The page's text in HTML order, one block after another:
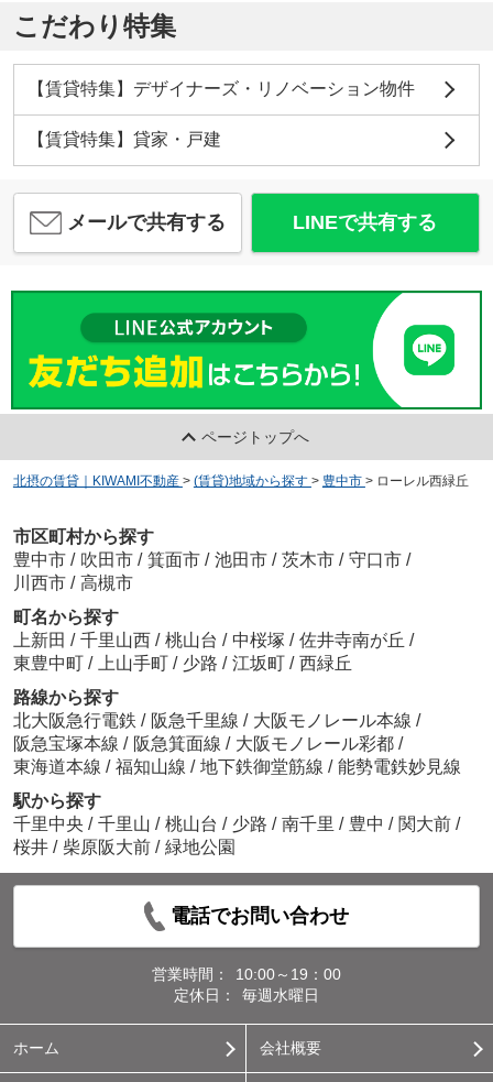
こだわり特集
【賃貸特集】デザイナーズ・リノベーション物件
【賃貸特集】貸家・戸建
メールで共有する LINEで共有する
ページトップへ
北摂の賃貸｜KIWAMI不動産 > (賃貸)地域から探す > 豊中市 > ローレル西緑丘
市区町村から探す
豊中市 / 吹田市 / 箕面市 / 池田市 / 茨木市 / 守口市 /
川西市 / 高槻市
町名から探す
上新田 / 千里山西 / 桃山台 / 中桜塚 / 佐井寺南が丘 /
東豊中町 / 上山手町 / 少路 / 江坂町 / 西緑丘
路線から探す
北大阪急行電鉄 / 阪急千里線 / 大阪モノレール本線 /
阪急宝塚本線 / 阪急箕面線 / 大阪モノレール彩都 /
東海道本線 / 福知山線 / 地下鉄御堂筋線 / 能勢電鉄妙見線
駅から探す
千里中央 / 千里山 / 桃山台 / 少路 / 南千里 / 豊中 / 関大前 /
桜井 / 柴原阪大前 / 緑地公園
電話でお問い合わせ
営業時間：
10:00～19：00
定休日：
毎週水曜日
ホーム 会社概要